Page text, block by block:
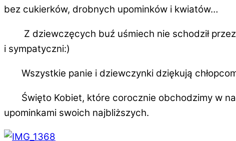
bez cukierków, drobnych upominków i kwiatów…
Z dziewczęcych buź uśmiech nie schodził przez
i sympatyczni:)
Wszystkie panie i dziewczynki dziękują
Święto Kobiet, które corocznie obchodzimy w
upominkami swoich najbliższych.